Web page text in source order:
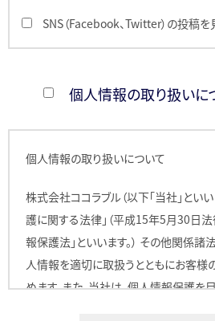
SNS（Facebook、Twitter）の投稿を
個人情報の取り扱いに
個人情報の取り扱いについて
株式会社ココラブル（以下「当社」といい
護に関する法律」（平成15年5月30日
報保護法」といいます。） その他関係諸
人情報を適切に取扱うとともにお客様
めます。また、当社は、個人情報保護を